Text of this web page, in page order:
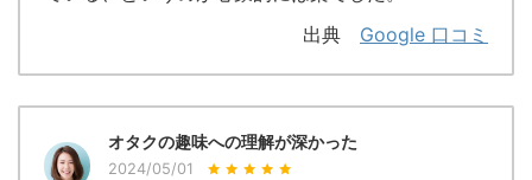
出典 Google 口コミ
オタクの趣味への理解が深かった
2024/05/01